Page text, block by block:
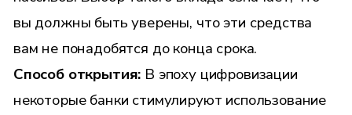
вы должны быть уверены, что эти средства
вам не понадобятся до конца срока.
Способ открытия: В эпоху цифровизации
некоторые банки стимулируют использование